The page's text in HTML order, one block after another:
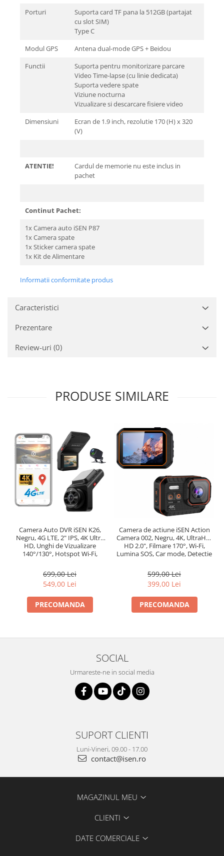
Porturi
Suporta card TF pana la 512GB (partajat
cu slot SIM)
Type C
Modul GPS
Antena dual-mode GPS + Beidou
Functii
Suporta pentru monitorizare parcare
Video Time-lapse (cu linie dedicata)
Suporta vedere spate
Viziune nocturna
Vizualizare si descarcare fisiere video
Dimensiuni
Ecran de 1.9 inch, rezolutie 170 (H) x 320
(V)
ATENTIE!
Cardul de memorie nu este inclus in
pachet
Continut Pachet:
1x Camera auto iSEN P87
1x Camera spate
1x Sticker camera spate
1x Kit de Alimentare
Informatii conformitate produs
Caracteristici
Prezentare
Review-uri (0)
PRODUSE SIMILARE
Camera Auto DVR iSEN K26,
Negru, 4G LTE, 2" IPS, 4K Ultra
HD, Unghi de Vizualizare
140°/130°, Hotspot Wi-Fi,
ADAS, BSD, G-Sensor,
Monitorizare Parcare 24H
699,00 Lei
549,00 Lei
PRECOMANDA
Camera de actiune iSEN Action
Camera 002, Negru, 4K, UltraHD,
HD 2.0", Filmare 170°, Wi-Fi,
Lumina SOS, Car mode, Detectie
599,00 Lei
399,00 Lei
PRECOMANDA
SOCIAL
Urmareste-ne in social media
SUPORT CLIENTI
Luni-Vineri, 09.00 - 17.00
contact@isen.ro
MAGAZINUL MEU
CLIENTI
DATE COMERCIALE